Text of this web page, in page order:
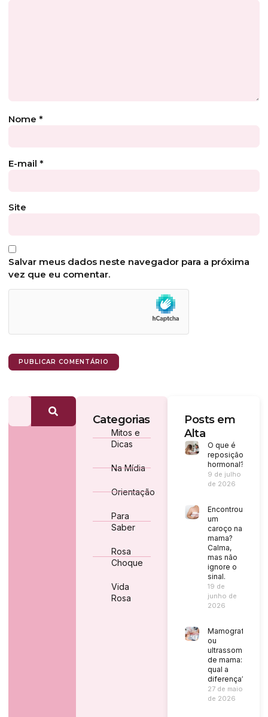
Nome *
E-mail *
Site
Salvar meus dados neste navegador para a próxima
vez que eu comentar.
Categorias
Mitos e
Dicas
Na Mídia
Orientação
Para
Saber
Rosa
Choque
Vida
Rosa
Posts em
Alta
O que é
reposição
hormonal?
9 de julho
de 2026
Encontrou
um
caroço na
mama?
Calma,
mas não
ignore o
sinal.
19 de
junho de
2026
Mamografia
ou
ultrassom
de mama:
qual a
diferença?
27 de maio
de 2026